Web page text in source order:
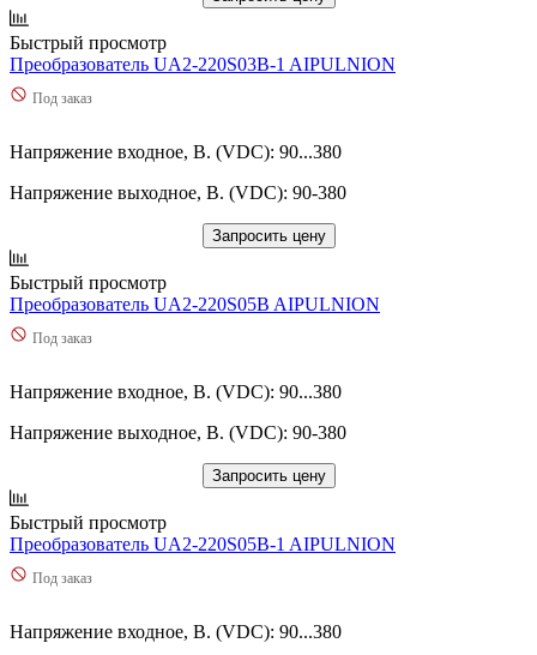
Быстрый просмотр
Преобразователь UA2-220S03B-1 AIPULNION
Под заказ
Напряжение входное, В. (VDC): 90...380
Напряжение выходное, В. (VDC): 90-380
Запросить цену
Быстрый просмотр
Преобразователь UA2-220S05B AIPULNION
Под заказ
Напряжение входное, В. (VDC): 90...380
Напряжение выходное, В. (VDC): 90-380
Запросить цену
Быстрый просмотр
Преобразователь UA2-220S05B-1 AIPULNION
Под заказ
Напряжение входное, В. (VDC): 90...380